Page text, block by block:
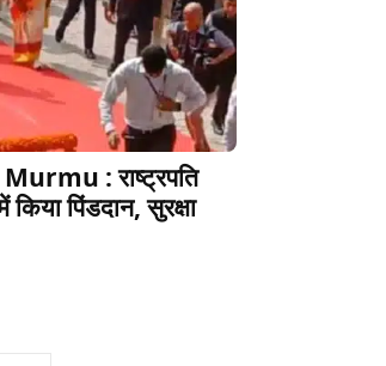
: राष्ट्रपति
किया पिंडदान, सुरक्षा